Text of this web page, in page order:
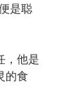
是聪
，他是
的食